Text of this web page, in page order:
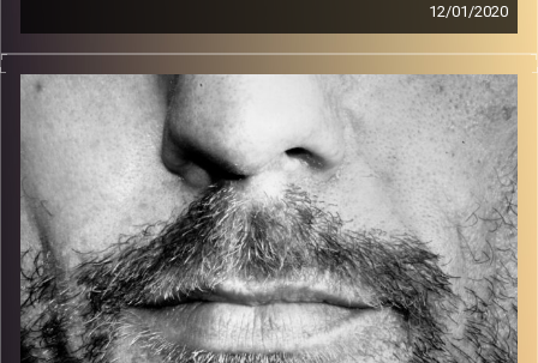
12/01/2020
זיפים, מוזיקה מחוספסת של הופעות חיות. הרבה ג'אם, רוק,
בלוז, bluegrass, ג'אז, Fאנק, פרוגרסיב ואפילו אלקטרוניקה.
כל מה שחי, אמיתי ונושם.
עם שמוליק רגב.
קרדיט תמונות: David Goehring